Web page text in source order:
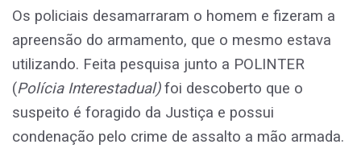
Os policiais desamarraram o homem e fizeram a
apreensão do armamento, que o mesmo estava
utilizando. Feita pesquisa junto a POLINTER
(Polícia Interestadual)foi descoberto que o
suspeito é foragido da Justiça e possui
condenação pelo crime de assalto a mão armada.